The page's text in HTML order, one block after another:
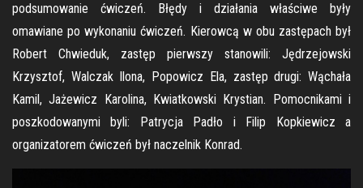
podsumowanie ćwiczeń. Błędy i działania właściwe były
omawiane po wykonaniu ćwiczeń. Kierowcą w obu zastępach był
Robert Chwieduk, zastęp pierwszy stanowili: Jędrzejowski
Krzysztof, Walczak Ilona, Popowicz Ela, zastęp drugi: Wąchała
Kamil, Jażewicz Karolina, Kwiatkowski Krystian. Pomocnikami i
poszkodowanymi byli: Patrycja Padło i Filip Kopkiewicz a
organizatorem ćwiczeń był naczelnik Konrad.